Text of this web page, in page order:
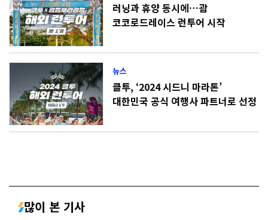
러닝과 휴양 동시에…괌
코코로드레이스 런투어 시작
뉴스
클투, ‘2024 시드니 마라톤’
대한민국 공식 여행사 파트너로 선정
많이 본 기사